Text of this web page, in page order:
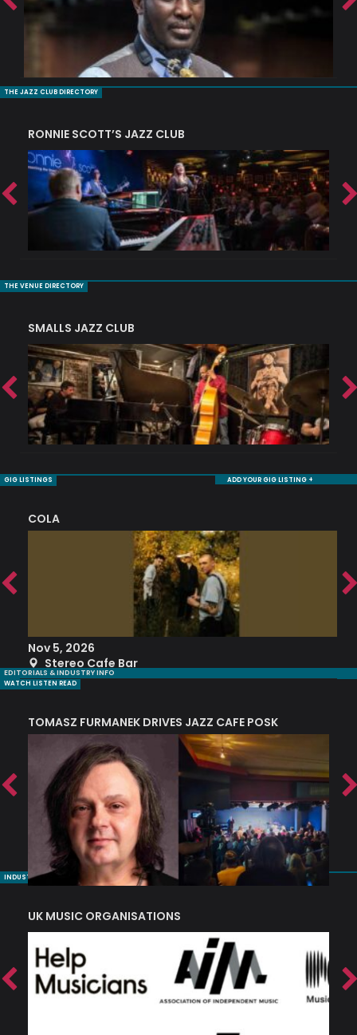
THE JAZZ CLUB DIRECTORY
RONNIE SCOTT’S JAZZ CLUB
THE VENUE DIRECTORY
SMALLS JAZZ CLUB
GIG LISTINGS ADD YOUR GIG LISTING +
COLA
Nov 5, 2026
Stereo Cafe Bar
EDITORIALS & INDUSTRY INFO
WATCH LISTEN READ
TOMASZ FURMANEK DRIVES JAZZ CAFE POSK
INDUSTRY NUGGETS
UK MUSIC ORGANISATIONS